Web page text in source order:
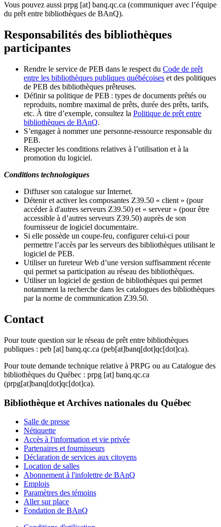
Vous pouvez aussi prpg [at] banq.qc.ca (communiquer avec l’équipe
du prêt entre bibliothèques de BAnQ).
Responsabilités des bibliothèques
participantes
Rendre le service de PEB dans le respect du Code de prêt
entre les bibliothèques publiques québécoises et des politiques
de PEB des bibliothèques prêteuses.
Définir sa politique de PEB : types de documents prêtés ou
reproduits, nombre maximal de prêts, durée des prêts, tarifs,
etc. À titre d’exemple, consultez la Politique de prêt entre
bibliothèques de BAnQ.
S’engager à nommer une personne-ressource responsable du
PEB.
Respecter les conditions relatives à l’utilisation et à la
promotion du logiciel.
Conditions technologiques
Diffuser son catalogue sur Internet.
Détenir et activer les composantes Z39.50 « client » (pour
accéder à d'autres serveurs Z39.50) et « serveur » (pour être
accessible à d’autres serveurs Z39.50) auprès de son
fournisseur de logiciel documentaire.
Si elle possède un coupe-feu, configurer celui-ci pour
permettre l’accès par les serveurs des bibliothèques utilisant le
logiciel de PEB.
Utiliser un fureteur Web d’une version suffisamment récente
qui permet sa participation au réseau des bibliothèques.
Utiliser un logiciel de gestion de bibliothèques qui permet
notamment la recherche dans les catalogues des bibliothèques
par la norme de communication Z39.50.
Contact
Pour toute question sur le réseau de prêt entre bibliothèques
publiques : peb [at] banq.qc.ca (peb[at]banq[dot]qc[dot]ca).
Pour toute demande technique relative à PRPG ou au Catalogue des
bibliothèques du Québec : prpg [at] banq.qc.ca
(prpg[at]banq[dot]qc[dot]ca).
Bibliothèque et Archives nationales du Québec
Salle de presse
Nétiquette
Accès à l'information et vie privée
Partenaires et fournisseurs
Déclaration de services aux citoyens
Location de salles
Abonnement à l'infolettre de BAnQ
Emplois
Paramètres des témoins
Aller sur place
Fondation de BAnQ